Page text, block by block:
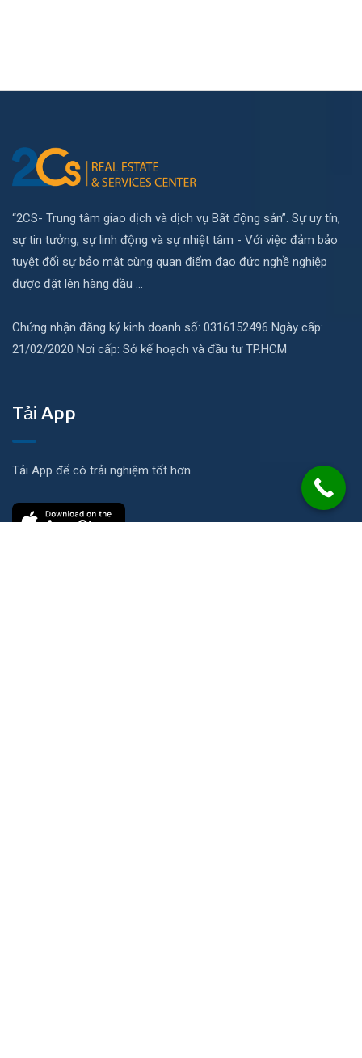
“2CS- Trung tâm giao dịch và dịch vụ Bất động sản”. Sự uy tín,
sự tin tưởng, sự linh động và sự nhiệt tâm - Với việc đảm bảo
tuyệt đối sự bảo mật cùng quan điểm đạo đức nghề nghiệp
được đặt lên hàng đầu ...
Chứng nhận đăng ký kinh doanh số: 0316152496 Ngày cấp:
21/02/2020 Nơi cấp: Sở kế hoạch và đầu tư TP.HCM
Tải App
Tải App để có trải nghiệm tốt hơn